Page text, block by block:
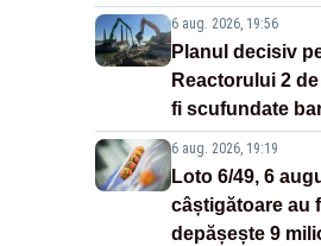
6 aug. 2026, 19:56
Planul decisiv
Reactorului 2
fi scufundate
6 aug. 2026, 19:19
Loto 6/49, 6
câștigătoare au
depășește 9